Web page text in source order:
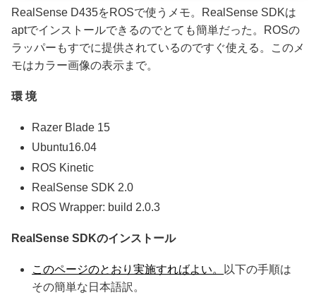
RealSense D435をROSで使うメモ。RealSense SDKは
aptでインストールできるのでとても簡単だった。ROSの
ラッパーもすでに提供されているのですぐ使える。このメ
モはカラー画像の表示まで。
環 境
Razer Blade 15
Ubuntu16.04
ROS Kinetic
RealSense SDK 2.0
ROS Wrapper: build 2.0.3
RealSense SDKのインストール
このページのとおり実施すればよい。
以下の手順は
その簡単な日本語訳。